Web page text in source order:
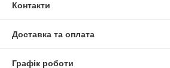
Контакти
Доставка та оплата
Графік роботи